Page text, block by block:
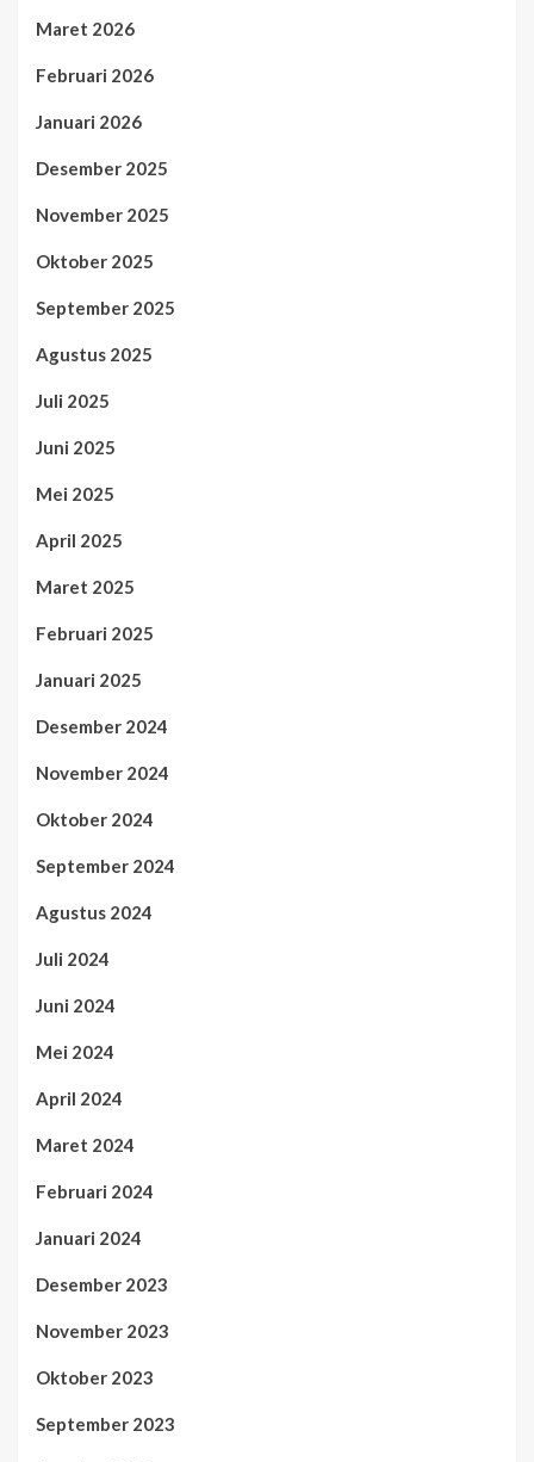
Maret 2026
Februari 2026
Januari 2026
Desember 2025
November 2025
Oktober 2025
September 2025
Agustus 2025
Juli 2025
Juni 2025
Mei 2025
April 2025
Maret 2025
Februari 2025
Januari 2025
Desember 2024
November 2024
Oktober 2024
September 2024
Agustus 2024
Juli 2024
Juni 2024
Mei 2024
April 2024
Maret 2024
Februari 2024
Januari 2024
Desember 2023
November 2023
Oktober 2023
September 2023